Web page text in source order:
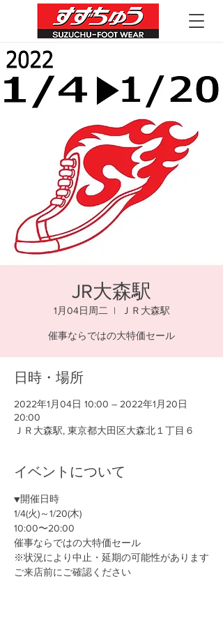
JR大森駅
1月04日周二
  |
ＪＲ大森駅
催事ならではの大特価セール
日時・場所
2022年1月04日 10:00 – 2022年1月20日
20:00
ＪＲ大森駅, 東京都大田区大森北１丁目６
イベントについて
▼開催日時
1/4(火)～1/20(木)
10:00〜20:00
催事ならではの大特価セール
※状況により中止・延期の可能性があります
ご来店前にご確認ください